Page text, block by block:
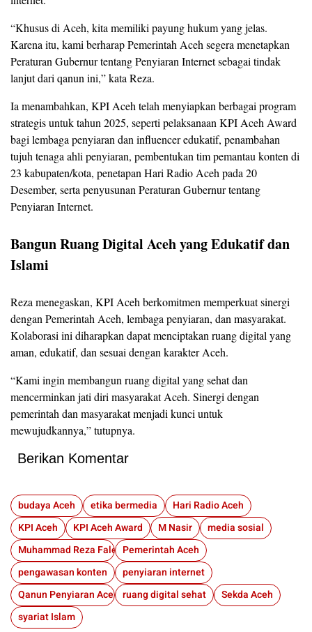
“Khusus di Aceh, kita memiliki payung hukum yang jelas.
Karena itu, kami berharap Pemerintah Aceh segera menetapkan
Peraturan Gubernur tentang Penyiaran Internet sebagai tindak
lanjut dari qanun ini,” kata Reza.
Ia menambahkan, KPI Aceh telah menyiapkan berbagai program
strategis untuk tahun 2025, seperti pelaksanaan KPI Aceh Award
bagi lembaga penyiaran dan influencer edukatif, penambahan
tujuh tenaga ahli penyiaran, pembentukan tim pemantau konten di
23 kabupaten/kota, penetapan Hari Radio Aceh pada 20
Desember, serta penyusunan Peraturan Gubernur tentang
Penyiaran Internet.
Bangun Ruang Digital Aceh yang Edukatif dan
Islami
Reza menegaskan, KPI Aceh berkomitmen memperkuat sinergi
dengan Pemerintah Aceh, lembaga penyiaran, dan masyarakat.
Kolaborasi ini diharapkan dapat menciptakan ruang digital yang
aman, edukatif, dan sesuai dengan karakter Aceh.
“Kami ingin membangun ruang digital yang sehat dan
mencerminkan jati diri masyarakat Aceh. Sinergi dengan
pemerintah dan masyarakat menjadi kunci untuk
mewujudkannya,” tutupnya.
Berikan Komentar
budaya Aceh etika bermedia
Hari Radio Aceh
KPI Aceh
KPI Aceh Award M Nasir
media sosial
Muhammad Reza FaleviPemerintah Aceh
pengawasan konten
penyiaran internet
Qanun Penyiaran Aceh ruang digital sehat
Sekda Aceh
syariat Islam